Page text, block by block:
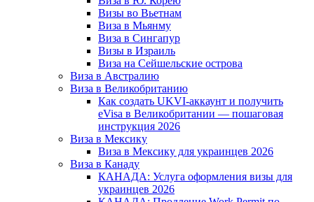
Визы во Вьетнам
Виза в Мьянму
Виза в Сингапур
Визы в Израиль
Виза на Сейшельские острова
Виза в Австралию
Виза в Великобританию
Как создать UKVI-аккаунт и получить
eVisa в Великобритании — пошаговая
инструкция 2026
Виза в Мексику
Виза в Мексику для украинцев 2026
Виза в Канаду
КАНАДА: Услуга оформления визы для
украинцев 2026